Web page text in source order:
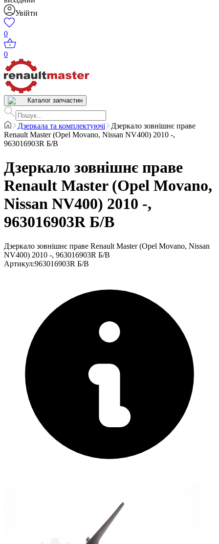
Увійти
0
0
Каталог запчастин
Дзеркала та комплектуючі
Дзеркало зовнішнє праве
Renault Master (Opel Movano, Nissan NV400) 2010 -,
963016903R Б/В
Дзеркало зовнішнє праве
Renault Master (Opel Movano,
Nissan NV400) 2010 -,
963016903R Б/В
Дзеркало зовнішнє праве Renault Master (Opel Movano, Nissan
NV400) 2010 -, 963016903R Б/В
Артикул:963016903R Б/В